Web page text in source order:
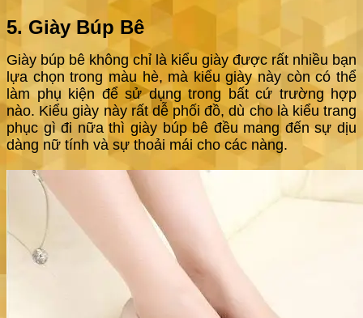
5. Giày Búp Bê
Giày búp bê không chỉ là kiểu giày được rất nhiều bạn
lựa chọn trong màu hè, mà kiểu giày này còn có thể
làm phụ kiện để sử dụng trong bất cứ trường hợp
nào. Kiểu giày này rất dễ phối đồ, dù cho là kiểu trang
phục gì đi nữa thì giày búp bê đều mang đến sự dịu
dàng nữ tính và sự thoải mái cho các nàng.